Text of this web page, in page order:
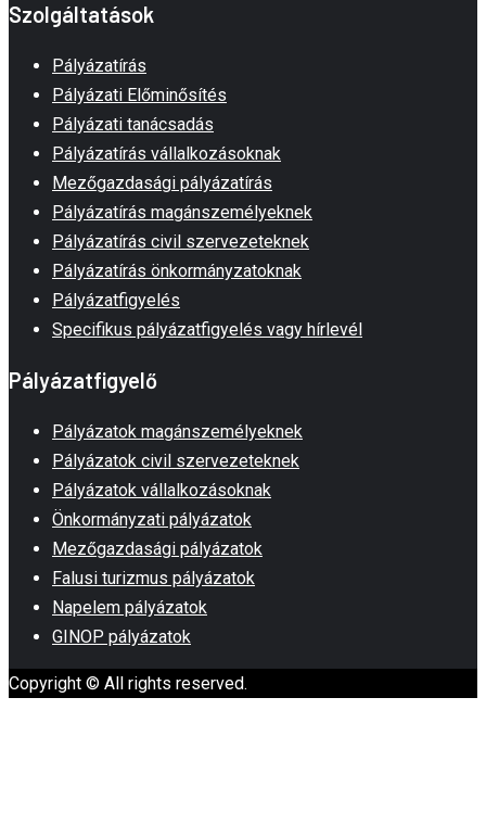
Szolgáltatások
Pályázatírás
Pályázati Előminősítés
Pályázati tanácsadás
Pályázatírás vállalkozásoknak
Mezőgazdasági pályázatírás
Pályázatírás magánszemélyeknek
Pályázatírás civil szervezeteknek
Pályázatírás önkormányzatoknak
Pályázatfigyelés
Specifikus pályázatfigyelés vagy hírlevél
Pályázatfigyelő
Pályázatok magánszemélyeknek
Pályázatok civil szervezeteknek
Pályázatok vállalkozásoknak
Önkormányzati pályázatok
Mezőgazdasági pályázatok
Falusi turizmus pályázatok
Napelem pályázatok
GINOP pályázatok
Copyright © All rights reserved.